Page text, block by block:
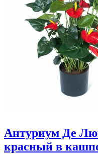
Антуриум Де
красный в